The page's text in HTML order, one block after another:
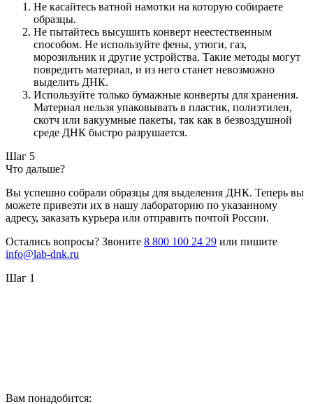
Не касайтесь ватной намотки на которую собираете
образцы.
Не пытайтесь высушить конверт неестественным
способом. Не используйте фены, утюги, газ,
морозильник и другие устройства. Такие методы могут
повредить материал, и из него станет невозможно
выделить ДНК.
Используйте только бумажные конверты для хранения.
Материал нельзя упаковывать в пластик, полиэтилен,
скотч или вакуумные пакеты, так как в безвоздушной
среде ДНК быстро разрушается.
Шаг 5
Что дальше?
Вы успешно собрали образцы для выделения ДНК. Теперь вы
можете привезти их в нашу лабораторию по указанному
адресу, заказать курьера или отправить почтой России.
Остались вопросы? Звоните 8 800 100 24 29 или пишите
info@lab-dnk.ru
Шаг 1
Вам понадобится: